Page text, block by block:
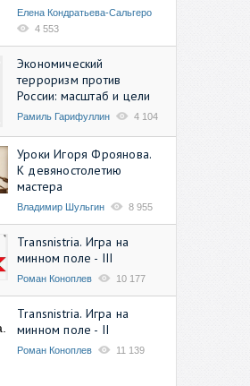
Елена Кондратьева-Сальгеро
4 553
Экономический
терроризм против
России: масштаб и цели
Рамиль Гарифуллин 4 104
Уроки Игоря Фроянова.
К девяностолетию
мастера
Владимир Шульгин 8 955
Transnistria. Игра на
минном поле - III
Роман Коноплев 10 177
Transnistria. Игра на
минном поле - II
Роман Коноплев 11 139